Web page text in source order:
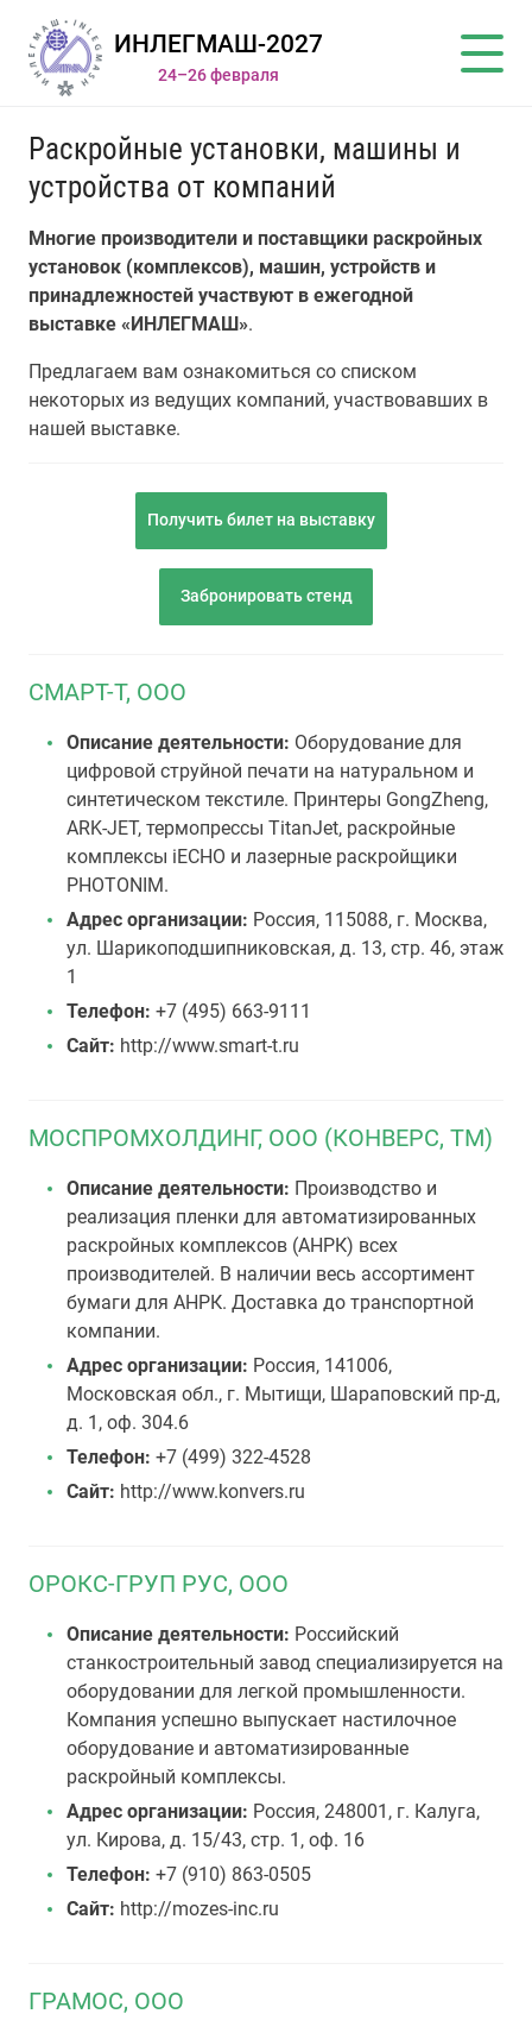
ИНЛЕГМАШ-2027
24–26 февраля
Раскройные установки, машины и
устройства от компаний
Многие производители и поставщики раскройных
установок (комплексов), машин, устройств и
принадлежностей участвуют в ежегодной
выставке «ИНЛЕГМАШ».
Предлагаем вам ознакомиться со списком
некоторых из ведущих компаний, участвовавших в
нашей выставке.
Получить билет на выставку
Забронировать стенд
СМАРТ-Т, ООО
Описание деятельности: Оборудование для
цифровой струйной печати на натуральном и
синтетическом текстиле. Принтеры GongZheng,
ARK-JET, термопрессы TitanJet, раскройные
комплексы iECHO и лазерные раскройщики
PHOTONIM.
Адрес организации: Россия, 115088, г. Москва,
ул. Шарикоподшипниковская, д. 13, стр. 46, этаж
1
Телефон: +7 (495) 663-9111
Сайт: http://www.smart-t.ru
МОСПРОМХОЛДИНГ, ООО (КОНВЕРС, ТМ)
Описание деятельности: Производство и
реализация пленки для автоматизированных
раскройных комплексов (АНРК) всех
производителей. В наличии весь ассортимент
бумаги для АНРК. Доставка до транспортной
компании.
Адрес организации: Россия, 141006,
Московская обл., г. Мытищи, Шараповский пр-д,
д. 1, оф. 304.6
Телефон: +7 (499) 322-4528
Сайт: http://www.konvers.ru
ОРОКС-ГРУП РУС, ООО
Описание деятельности: Российский
станкостроительный завод специализируется на
оборудовании для легкой промышленности.
Компания успешно выпускает настилочное
оборудование и автоматизированные
раскройный комплексы.
Адрес организации: Россия, 248001, г. Калуга,
ул. Кирова, д. 15/43, стр. 1, оф. 16
Телефон: +7 (910) 863-0505
Сайт: http://mozes-inc.ru
ГРАМОС, ООО